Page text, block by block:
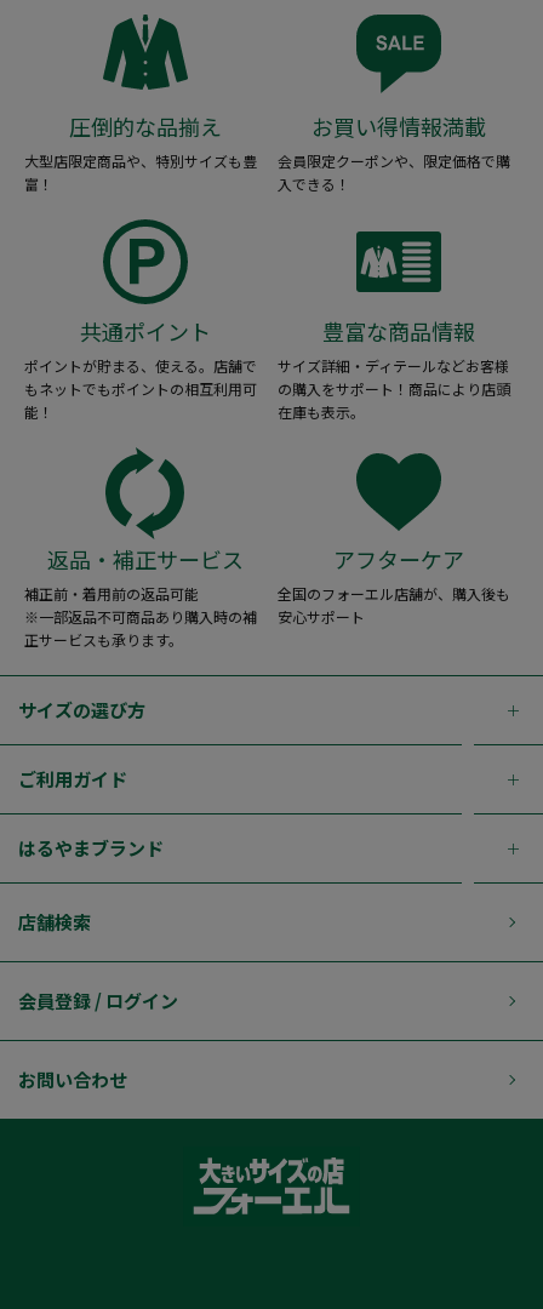
圧倒的な品揃え
大型店限定商品や、特別サイズも豊
富！
お買い得情報満載
会員限定クーポンや、限定価格で購
入できる！
共通ポイント
ポイントが貯まる、使える。店舗で
もネットでもポイントの相互利用可
能！
豊富な商品情報
サイズ詳細・ディテールなどお客様
の購入をサポート！商品により店頭
在庫も表示。
返品・補正サービス
補正前・着用前の返品可能
※一部返品不可商品あり購入時の補
正サービスも承ります。
アフターケア
全国のフォーエル店舗が、購入後も
安心サポート
サイズの選び方
ご利用ガイド
はるやまブランド
店舗検索
会員登録 / ログイン
お問い合わせ